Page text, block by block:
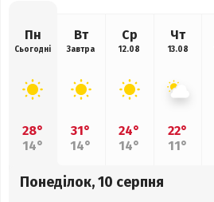
Пн
Сьогодні
28°
14°
Вт
Завтра
31°
14°
Ср
12.08
24°
14°
Чт
13.08
22°
11°
Понеділок, 10 серпня